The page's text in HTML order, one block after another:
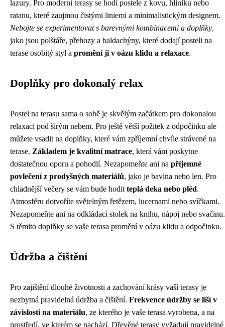
lazury. Pro moderní terasy se hodí postele z kovu, hliníku nebo
ratanu, které zaujmou čistými liniemi a minimalistickým designem.
Nebojte se experimentovat s barevnými kombinacemi a doplňky,
jako jsou polštáře, přehozy a baldachýny, které dodají posteli na
terase osobitý styl a promění ji v oázu klidu a relaxace.
Doplňky pro dokonalý relax
Postel na terasu sama o sobě je skvělým začátkem pro dokonalou
relaxaci pod širým nebem. Pro ještě větší požitek z odpočinku ale
můžete vsadit na doplňky, které vám zpříjemní chvíle strávené na
terase. Základem je kvalitní matrace, která vám poskytne
dostatečnou oporu a pohodlí. Nezapomeňte ani na příjemné
povlečení z prodyšných materiálů, jako je bavlna nebo len. Pro
chladnější večery se vám bude hodit teplá deka nebo pléd.
Atmosféru dotvoříte světelným řetězem, lucernami nebo svíčkami.
Nezapomeňte ani na odkládací stolek na knihu, nápoj nebo svačinu.
S těmito doplňky se vaše terasa promění v oázu klidu a odpočinku.
Údržba a čištění
Pro zajištění dlouhé životnosti a zachování krásy vaší terasy je
nezbytná pravidelná údržba a čištění. Frekvence údržby se liší v
závislosti na materiálu, ze kterého je vaše terasa vyrobena, a na
prostředí, ve kterém se nachází. Dřevěné terasy vyžadují pravidelné